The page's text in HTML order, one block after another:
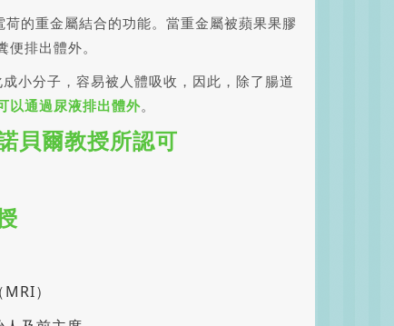
的重金屬結合的功能。當重金屬被蘋果果膠
排出體外。
小分子，容易被人體吸收，因此，除了腸道
以通過尿液排出體外。
貝爾教授所認可
）